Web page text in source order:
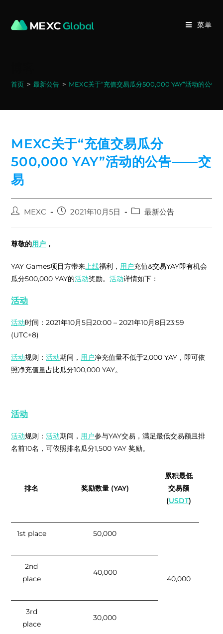
content
菜单
首页 > 最新公告 > MEXC关于“充值交易瓜分500,000 YAY”活动的公
MEXC关于“充值交易瓜分
500,000 YAY”活动的公告——交
易
PostMEXC
Post2021年10月5日
Post最新公告
尊敬的用户 ，
YAY Games项目方带来上线福利， 用户充值&交易YAY即有机会
瓜分500,000 YAY的活动奖励。活动详情如下：
活动
活动时间：2021年10月5日20:00 – 2021年10月8日23:59
(UTC+8)
活动规则：活动期间， 用户净充值量不低于2,000 YAY，即可依
照净充值量占比瓜分100,000 YAY。
活动
活动规则：活动期间， 用户参与YAY交易，满足最低交易额且排
名前10名，可依照排名瓜分1,500 YAY 奖励。
排名 奖励数量 (YAY)
累积最低
交易额
(USDT)
1st place 50,000
40,000
2nd
place
40,000
3rd
place
30,000